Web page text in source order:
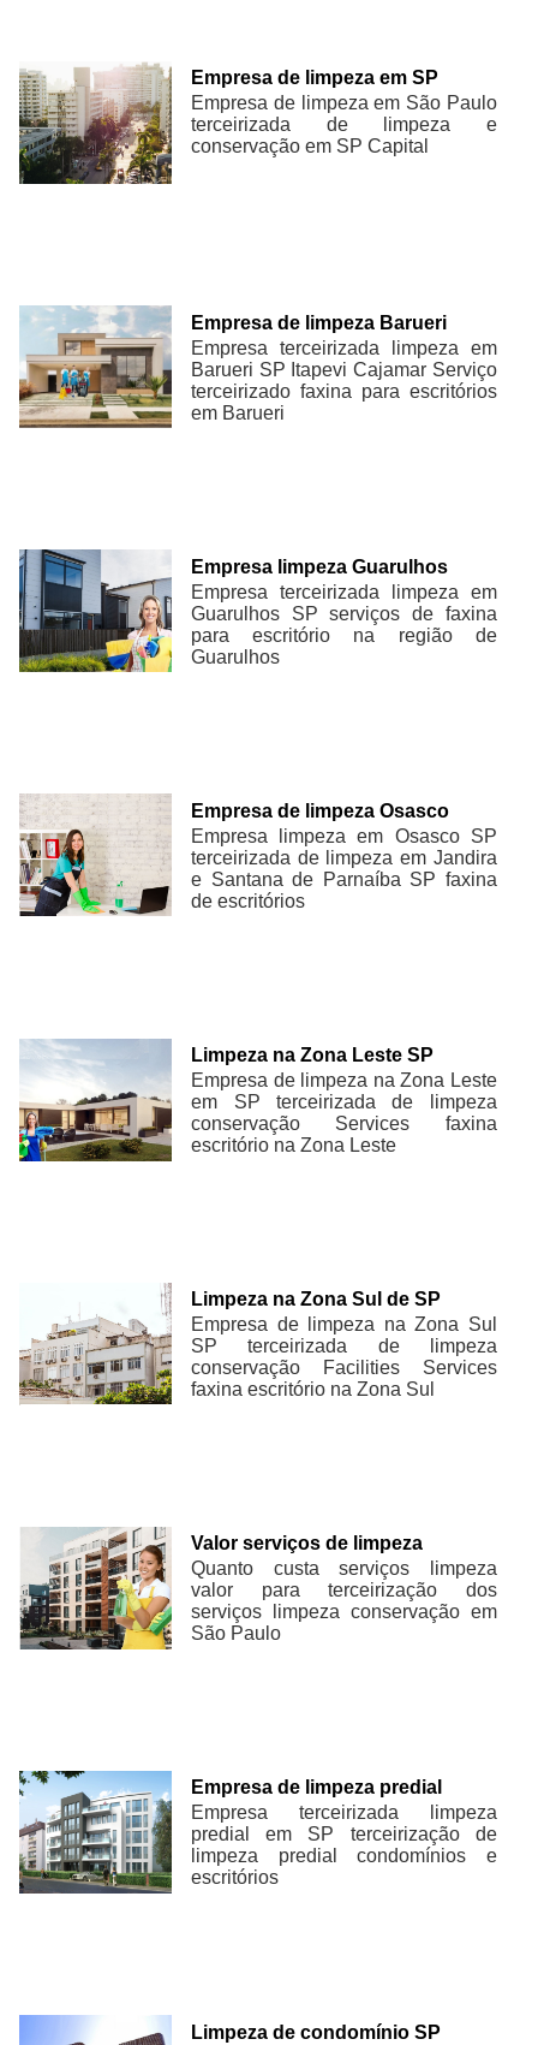
Empresa de limpeza em SP
Empresa de limpeza em São Paulo
terceirizada de limpeza e
conservação em SP Capital
Empresa de limpeza Barueri
Empresa terceirizada limpeza em
Barueri SP Itapevi Cajamar Serviço
terceirizado faxina para escritórios
em Barueri
Empresa limpeza Guarulhos
Empresa terceirizada limpeza em
Guarulhos SP serviços de faxina
para escritório na região de
Guarulhos
Empresa de limpeza Osasco
Empresa limpeza em Osasco SP
terceirizada de limpeza em Jandira
e Santana de Parnaíba SP faxina
de escritórios
Limpeza na Zona Leste SP
Empresa de limpeza na Zona Leste
em SP terceirizada de limpeza
conservação Services faxina
escritório na Zona Leste
Limpeza na Zona Sul de SP
Empresa de limpeza na Zona Sul
SP terceirizada de limpeza
conservação Facilities Services
faxina escritório na Zona Sul
Valor serviços de limpeza
Quanto custa serviços limpeza
valor para terceirização dos
serviços limpeza conservação em
São Paulo
Empresa de limpeza predial
Empresa terceirizada limpeza
predial em SP terceirização de
limpeza predial condomínios e
escritórios
Limpeza de condomínio SP